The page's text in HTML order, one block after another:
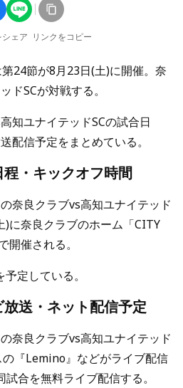
ェア リンクをコピー
24節が8月23日(土)に開催。奈
ドSCが対戦する。
知ユナイテッドSCの試合日
配信予定をまとめている。
・キックオフ時間
奈良クラブvs高知ユナイテッド
)に奈良クラブのホーム「CITY
開催される。
定している。
送・ネット配信予定
奈良クラブvs高知ユナイテッド
『Lemino』などがライブ配信
合を無料ライブ配信する。